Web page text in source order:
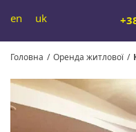
en uk
Головна / Оренда житлової /